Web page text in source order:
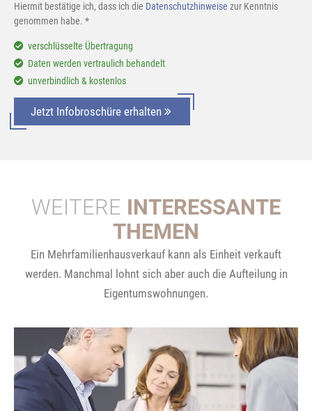
Hiermit bestätige ich, dass ich die Datenschutzhinweise zur Kenntnis
genommen habe. *
verschlüsselte Übertragung
Daten werden vertraulich behandelt
unverbindlich & kostenlos
Jetzt Infobroschüre erhalten
WEITERE INTERESSANTE
THEMEN
Ein Mehrfamilienhausverkauf kann als Einheit verkauft
werden. Manchmal lohnt sich aber auch die Aufteilung in
Eigentumswohnungen.